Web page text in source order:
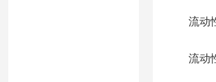
流动性
流动性